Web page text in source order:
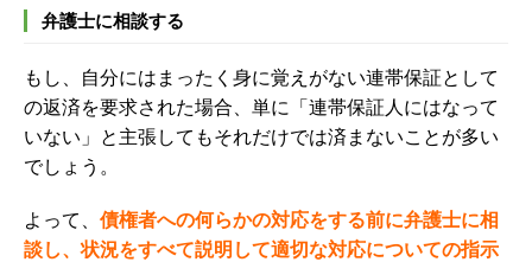
弁護士に相談する
もし、自分にはまったく身に覚えがない連帯保証として
の返済を要求された場合、単に「連帯保証人にはなって
いない」と主張してもそれだけでは済まないことが多い
でしょう。
よって、 債権者への何らかの対応をする前に弁護士に相
談し、状況をすべて説明して適切な対応についての指示